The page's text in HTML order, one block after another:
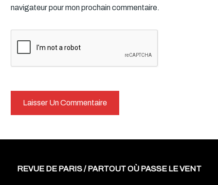
navigateur pour mon prochain commentaire.
REVUE DE PARIS / PARTOUT OÙ PASSE LE VENT